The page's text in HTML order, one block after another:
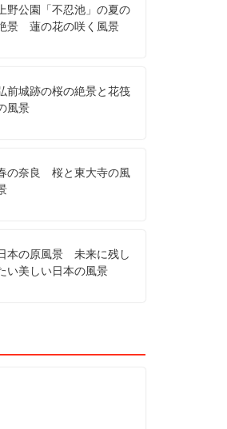
上野公園「不忍池」の夏の
景 蓮の花の咲く風景
前城跡の桜の絶景と花筏
風景
の奈良 桜と東大寺の風
本の原風景 未来に残し
い美しい日本の風景